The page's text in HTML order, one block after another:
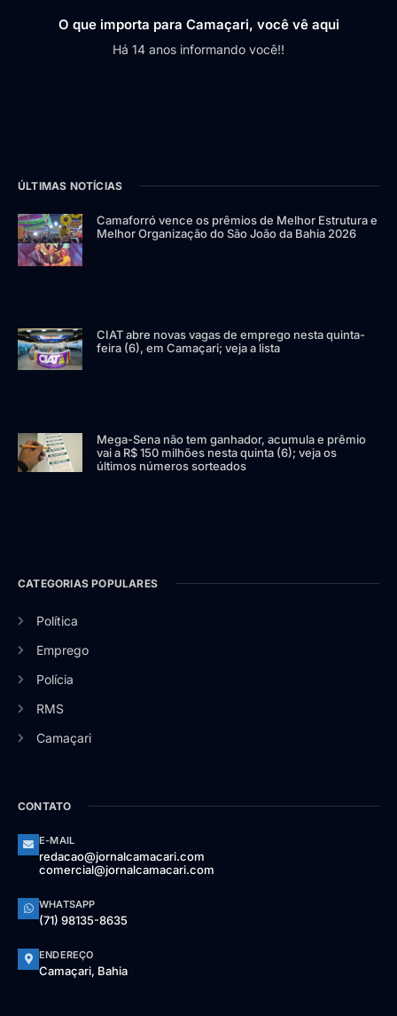
O que importa para Camaçari, você vê aqui
Há 14 anos informando você!!
ÚLTIMAS NOTÍCIAS
Camaforró vence os prêmios de Melhor Estrutura e
Melhor Organização do São João da Bahia 2026
CIAT abre novas vagas de emprego nesta quinta-
feira (6), em Camaçari; veja a lista
Mega-Sena não tem ganhador, acumula e prêmio
vai a R$ 150 milhões nesta quinta (6); veja os
últimos números sorteados
CATEGORIAS POPULARES
Política
Emprego
Polícia
RMS
Camaçari
CONTATO
E-MAIL
redacao@jornalcamacari.com
comercial@jornalcamacari.com
WHATSAPP
(71) 98135-8635
ENDEREÇO
Camaçari, Bahia